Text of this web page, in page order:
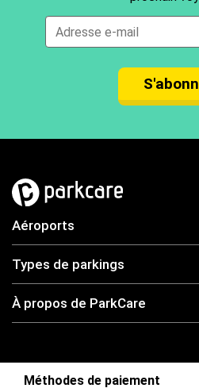
Aéroports
Types de parkings
À propos de ParkCare
Méthodes de paiement